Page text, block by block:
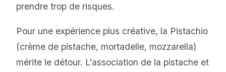
prendre trop de risques.
Pour une expérience plus créative, la Pistachio
(crème de pistache, mortadelle, mozzarella)
mérite le détour. L'association de la pistache et